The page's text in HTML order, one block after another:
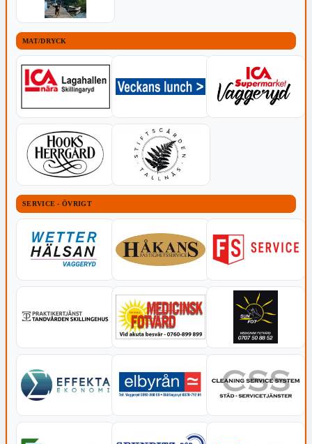
MAT/DRYCK
SERVICE - ÖVRIGT